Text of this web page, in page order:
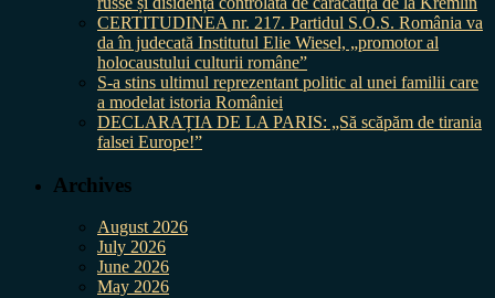
CERTITUDINEA nr. 217. Partidul S.O.S. România va
da în judecată Institutul Elie Wiesel, „promotor al
holocaustului culturii române”
S-a stins ultimul reprezentant politic al unei familii care
a modelat istoria României
DECLARAȚIA DE LA PARIS: „Să scăpăm de tirania
falsei Europe!”
Archives
August 2026
July 2026
June 2026
May 2026